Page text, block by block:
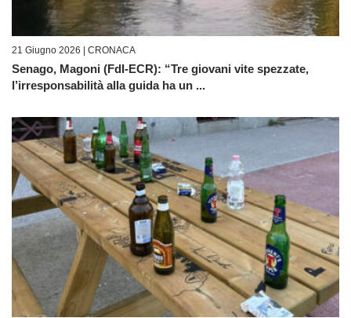
21 Giugno 2026 | CRONACA
Senago, Magoni (FdI-ECR): “Tre giovani vite spezzate,
l’irresponsabilità alla guida ha un ...